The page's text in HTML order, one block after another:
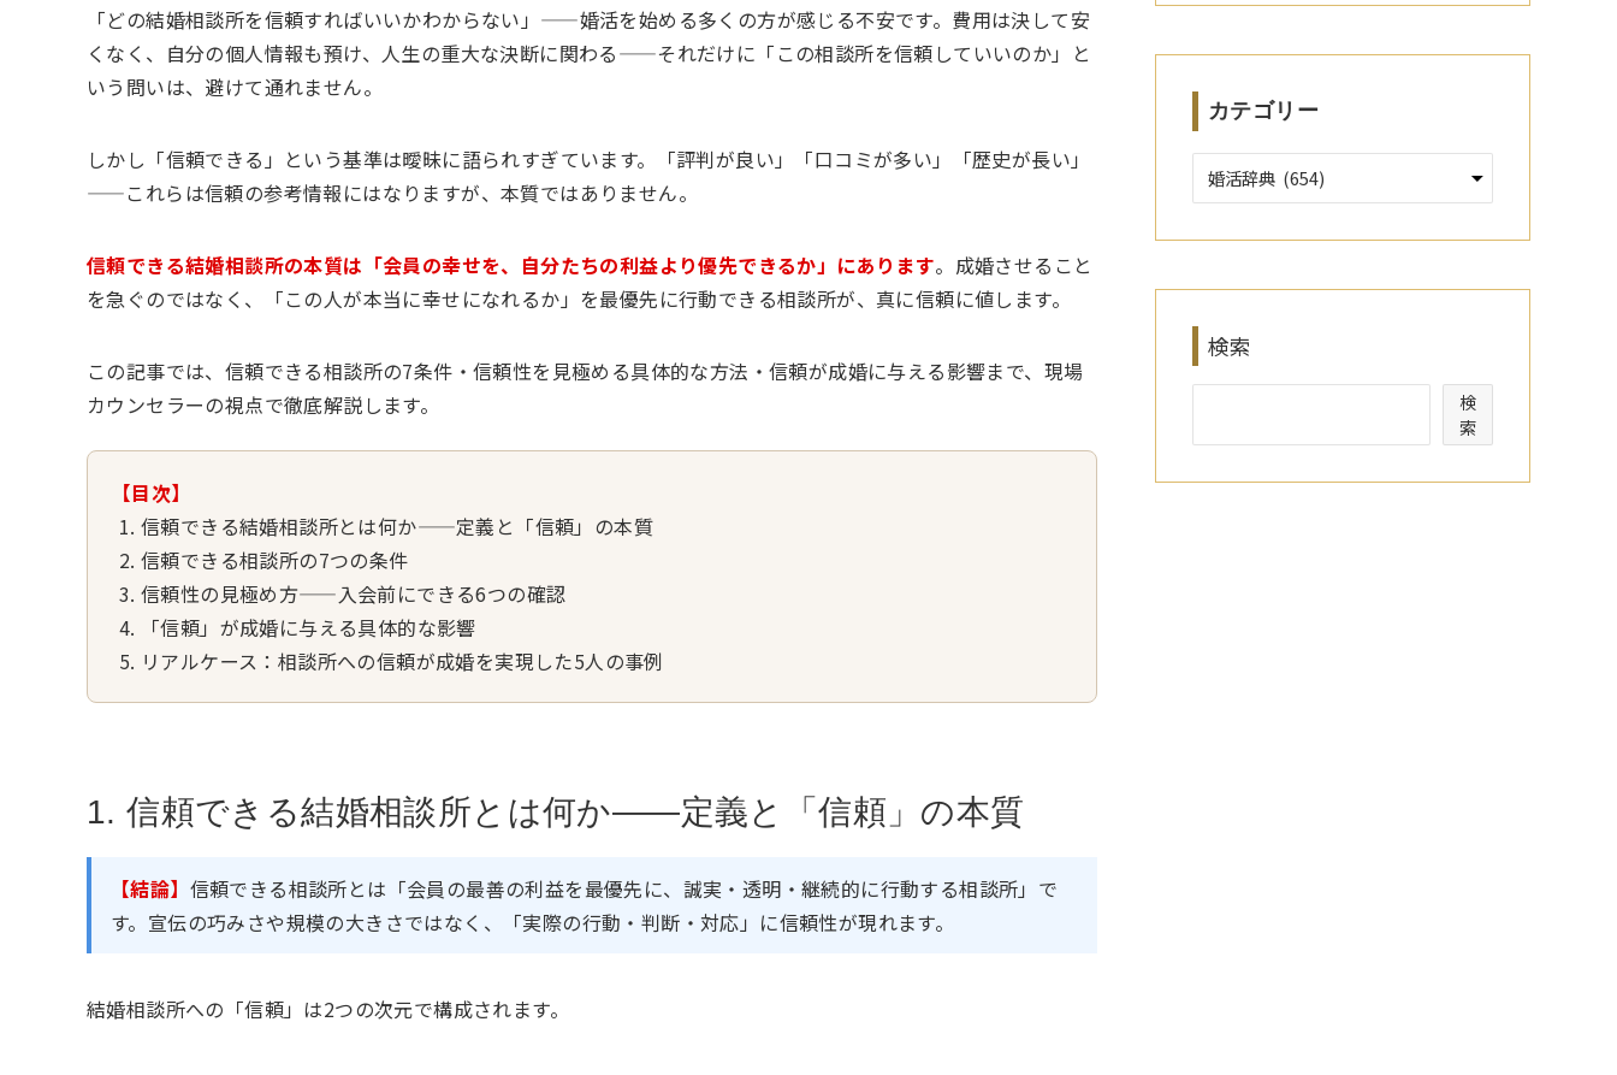
「どの結婚相談所を信頼すればいいかわからない」——婚活を始める多くの方が感じる不安です。費用は決して安
くなく、自分の個人情報も預け、人生の重大な決断に関わる——それだけに「この相談所を信頼していいのか」と
いう問いは、避けて通れません。
しかし「信頼できる」という基準は曖昧に語られすぎています。「評判が良い」「口コミが多い」「歴史が長い」
——これらは信頼の参考情報にはなりますが、本質ではありません。
信頼できる結婚相談所の本質は「会員の幸せを、自分たちの利益より優先できるか」にあります。成婚させること
を急ぐのではなく、「この人が本当に幸せになれるか」を最優先に行動できる相談所が、真に信頼に値します。
この記事では、信頼できる相談所の7条件・信頼性を見極める具体的な方法・信頼が成婚に与える影響まで、現場
カウンセラーの視点で徹底解説します。
【目次】
信頼できる結婚相談所とは何か——定義と「信頼」の本質
信頼できる相談所の7つの条件
信頼性の見極め方——入会前にできる6つの確認
「信頼」が成婚に与える具体的な影響
リアルケース：相談所への信頼が成婚を実現した5人の事例
1. 信頼できる結婚相談所とは何か——定義と「信頼」の本質
【結論】 信頼できる相談所とは「会員の最善の利益を最優先に、誠実・透明・継続的に行動する相談所」で
す。宣伝の巧みさや規模の大きさではなく、「実際の行動・判断・対応」に信頼性が現れます。
結婚相談所への「信頼」は2つの次元で構成されます。
イ
カテゴリー
検索
検
索